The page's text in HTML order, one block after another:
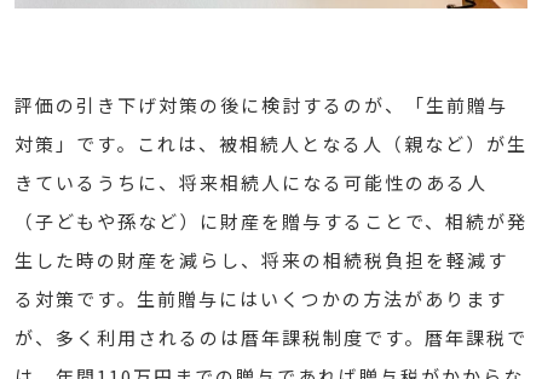
評価の引き下げ対策の後に検討するのが、「生前贈与
対策」です。これは、被相続人となる人（親など）が生
きているうちに、将来相続人になる可能性のある人
（子どもや孫など）に財産を贈与することで、相続が発
生した時の財産を減らし、将来の相続税負担を軽減す
る対策です。生前贈与にはいくつかの方法があります
が、多く利用されるのは暦年課税制度です。暦年課税で